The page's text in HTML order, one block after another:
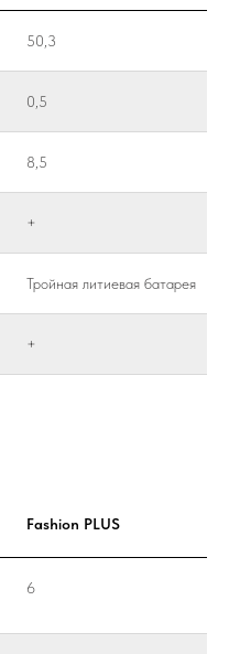
50,3
0,5
8,5
+
Тройная литиевая батарея
+
Fashion PLUS
6